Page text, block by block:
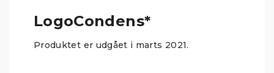
LogoCondens*
Produktet er udgået i marts 2021.